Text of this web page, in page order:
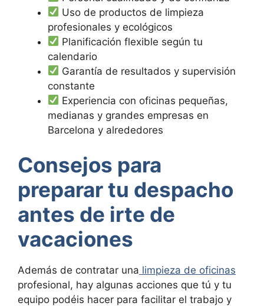
Uso de productos de limpieza
profesionales y ecológicos
Planificación flexible según tu
calendario
Garantía de resultados y supervisión
constante
Experiencia con oficinas pequeñas,
medianas y grandes empresas en
Barcelona y alrededores
Consejos para
preparar tu despacho
antes de irte de
vacaciones
Además de contratar una limpieza de oficinas
profesional, hay algunas acciones que tú y tu
equipo podéis hacer para facilitar el trabajo y